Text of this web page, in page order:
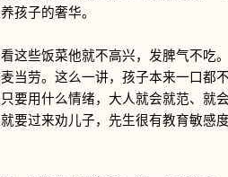
孩子的奢华。
些饭菜他就不高兴，发脾气不吃
当劳。这么一讲，孩子本来一口都
要用什么情绪，大人就会就范、就
要过来劝儿子，先生很有教育敏感